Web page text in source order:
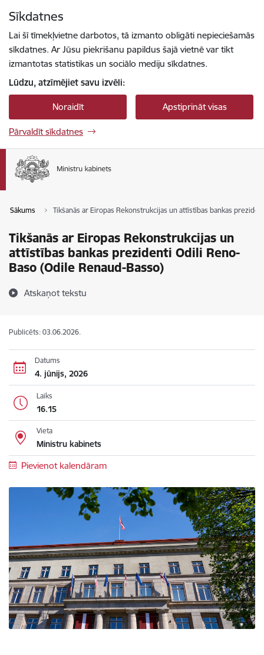
Sīkdatnes
Lai šī tīmekļvietne darbotos, tā izmanto obligāti nepieciešamās
sīkdatnes. Ar Jūsu piekrišanu papildus šajā vietnē var tikt
izmantotas statistikas un sociālo mediju sīkdatnes.
Lūdzu, atzīmējiet savu izvēli:
Noraidīt Apstiprināt visas
Pārvaldīt sīkdatnes
Sākums Tikšanās ar Eiropas Rekonstrukcijas un attīstības bankas
Tikšanās ar Eiropas Rekonstrukcijas un
attīstības bankas prezidenti Odili Reno-
Baso (Odile Renaud-Basso)
Atskaņot tekstu
Publicēts: 03.06.2026.
Datums
4. jūnijs, 2026
Laiks
16.15
Vieta
Ministru kabinets
Pievienot kalendāram